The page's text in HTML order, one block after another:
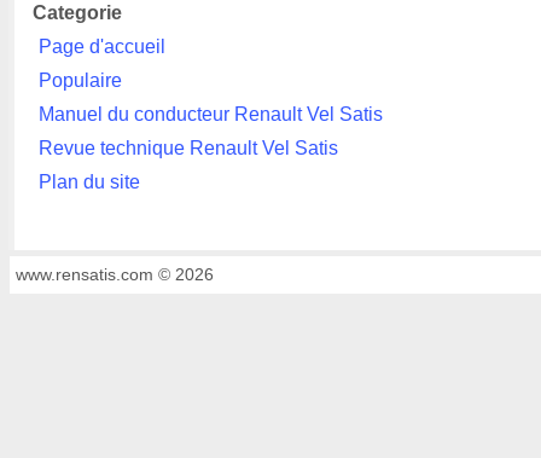
Categorie
Page d'accueil
Populaire
Manuel du conducteur Renault Vel Satis
Revue technique Renault Vel Satis
Plan du site
www.rensatis.com © 2026